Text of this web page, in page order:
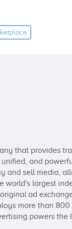
that provides
and
and sell media,
world's largest
ad
more than
powers the